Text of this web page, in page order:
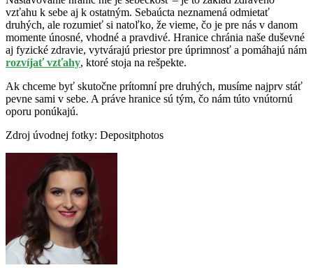
vzťahu k sebe aj k ostatným. Sebaúcta neznamená odmietať
druhých, ale rozumieť si natoľko, že vieme, čo je pre nás v danom
momente únosné, vhodné a pravdivé. Hranice chránia naše duševné
aj fyzické zdravie, vytvárajú priestor pre úprimnosť a pomáhajú nám
rozvíjať vzťahy, ktoré stoja na rešpekte.
Ak chceme byť skutočne prítomní pre druhých, musíme najprv stáť
pevne sami v sebe. A práve hranice sú tým, čo nám túto vnútornú
oporu ponúkajú.
Zdroj úvodnej fotky: Depositphotos